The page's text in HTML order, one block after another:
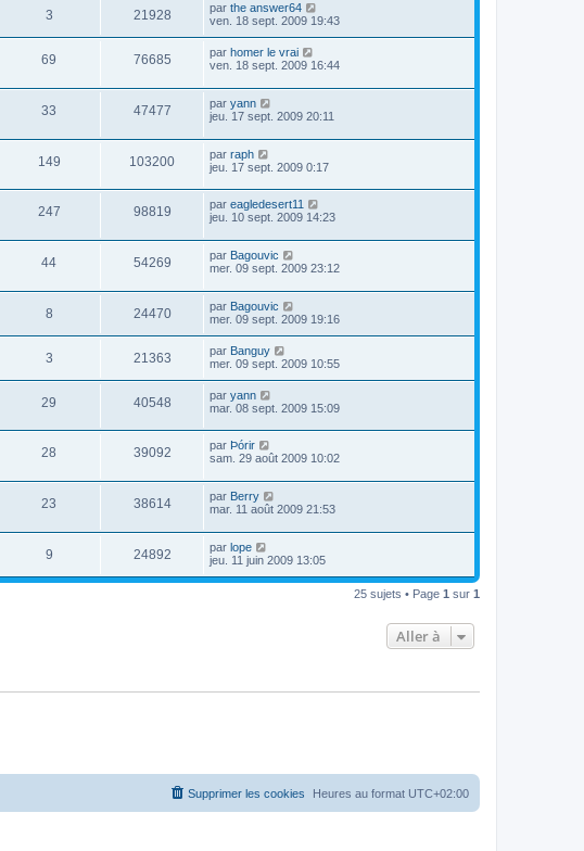
3 21928 par the answer64
ven. 18 sept. 2009 19:43
69 76685 par homer le vrai
ven. 18 sept. 2009 16:44
33 47477 par yann
jeu. 17 sept. 2009 20:11
149 103200 par raph
jeu. 17 sept. 2009 0:17
247 98819 par eagledesert11
jeu. 10 sept. 2009 14:23
44 54269 par Bagouvic
mer. 09 sept. 2009 23:12
8 24470 par Bagouvic
mer. 09 sept. 2009 19:16
3 21363 par Banguy
mer. 09 sept. 2009 10:55
29 40548 par yann
mar. 08 sept. 2009 15:09
28 39092 par Þórir
sam. 29 août 2009 10:02
23 38614 par Berry
mar. 11 août 2009 21:53
9 24892 par lope
jeu. 11 juin 2009 13:05
25 sujets • Page 1 sur 1
Aller à
Heures au format UTC+02:00
Supprimer les cookies